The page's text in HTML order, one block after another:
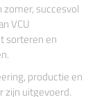
zomer, succesvol
VCU
sorteren en
productie en
zijn uitgevoerd.